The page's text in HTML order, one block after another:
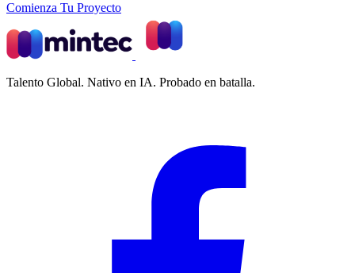
Comienza Tu Proyecto
Talento Global. Nativo en IA. Probado en batalla.